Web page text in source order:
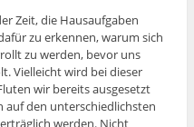
Zeit, die Hausaufgaben
zu erkennen, warum sich
zu werden, bevor uns
Vielleicht wird bei dieser
wir bereits ausgesetzt
auf den unterschiedlichsten
werden. Nicht